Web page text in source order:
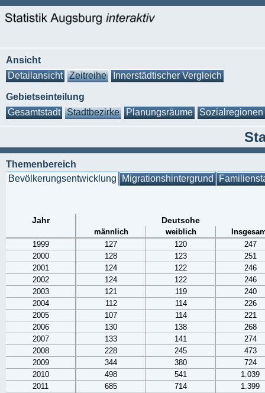
Ansicht
Detailansicht
Zeitreihe Innerstädtischer Vergleich
Gebietseinteilung
Gesamtstadt
Stadtbezirke Planungsräume Sozialregionen
Themenbereich
Bevölkerungsentwicklung Migrationshintergrund
Jahr Deutsche
männlich weiblich
1999
127 120
247
2000
128 123
251
2001
124 122
246
2002
124 122
246
2003
121 119
240
2004
112 114
226
2005
107 114
221
2006
130 138
268
2007
133 141
274
2008
228 245
473
2009
344 380
724
2010
498 541
1.039
2011
685 714
1.399